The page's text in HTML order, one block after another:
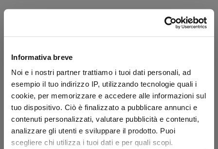
Informativa breve
Noi e i nostri partner trattiamo i tuoi dati personali, ad
esempio il tuo indirizzo IP, utilizzando tecnologie quali i
cookie, per memorizzare e accedere alle informazioni sul
tuo dispositivo. Ciò è finalizzato a pubblicare annunci e
contenuti personalizzati, valutare pubblicità e contenuti,
analizzare gli utenti e sviluppare il prodotto. Puoi
scegliere chi utilizza i tuoi dati e per quali scopi.